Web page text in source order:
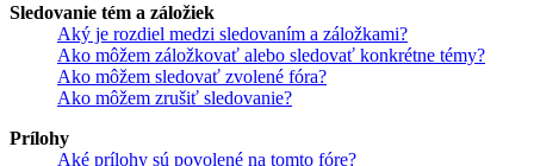
Sledovanie tém a záložiek
Aký je rozdiel medzi sledovaním a záložkami?
Ako môžem záložkovať alebo sledovať konkrétne témy?
Ako môžem sledovať zvolené fóra?
Ako môžem zrušiť sledovanie?
Prílohy
Aké prílohy sú povolené na tomto fóre?